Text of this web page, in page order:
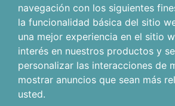
navegación con los siguientes
la funcionalidad básica del sitio
una mejor experiencia en el sitio
interés en nuestros productos y
personalizar las interacciones de
mostrar anuncios que sean más
usted.